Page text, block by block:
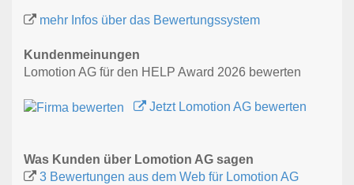
mehr Infos über das Bewertungssystem
Kundenmeinungen
Lomotion AG für den HELP Award 2026 bewerten
Jetzt Lomotion AG bewerten
Was Kunden über Lomotion AG sagen
3 Bewertungen aus dem Web für Lomotion AG